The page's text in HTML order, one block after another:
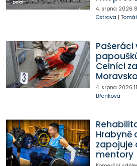
4. srpna 2026
Ostrava |
Pašeráci
Celníci
4. srpna 2026
Břenková
Hrabyně
zapojuje
mentory